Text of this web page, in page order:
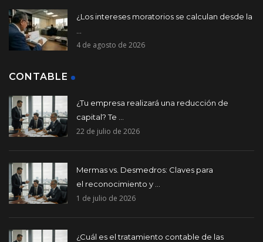
¿Los intereses moratorios se calculan desde la
4 de agosto de 2026
CONTABLE
¿Tu empresa realizará una reducción de
capital? Te ...
22 de julio de 2026
Mermas vs. Desmedros: Claves para
el reconocimiento y ...
1 de julio de 2026
¿Cuál es el tratamiento contable de las